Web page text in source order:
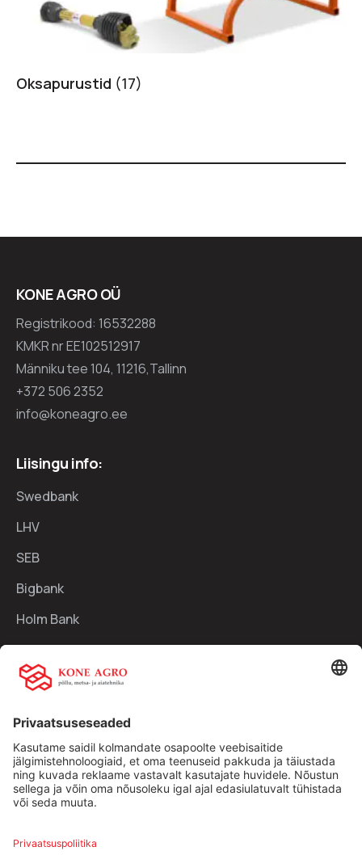
Oksapurustid (17)
KONE AGRO OÜ
Registrikood: 16532288
KMKR nr EE102512917
Männiku tee 104, 11216,Tallinn
+372 506 2352
info@koneagro.ee
Liisingu info:
Swedbank
LHV
SEB
Bigbank
Holm Bank
Kiirlingid:
Traktorid
Kasutatud tehnika
Kontakt